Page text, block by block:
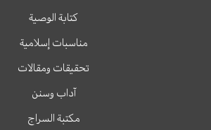
كتابة الوصية
مناسبات إسلامية
تحقيقات ومقالات
آداب وسنن
مكتبة السراج